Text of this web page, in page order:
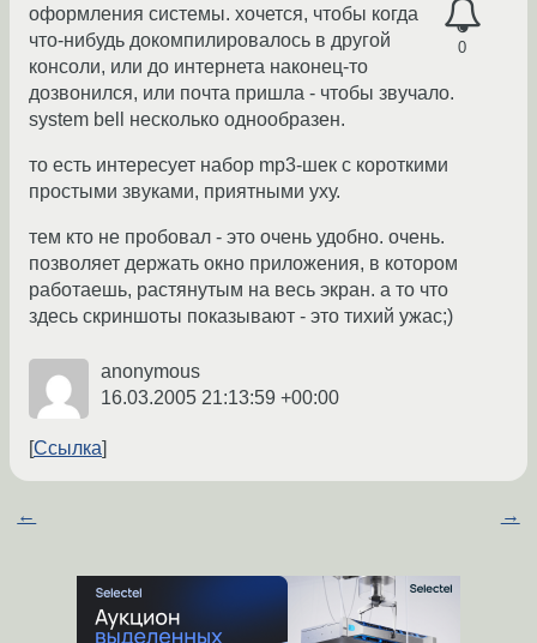
0
оформления системы. хочется, чтобы когда
что-нибудь докомпилировалось в другой
консоли, или до интернета наконец-то
дозвонился, или почта пришла - чтобы звучало.
system bell несколько однообразен.
то есть интересует набор mp3-шек с короткими
простыми звуками, приятными уху.
тем кто не пробовал - это очень удобно. очень.
позволяет держать окно приложения, в котором
работаешь, растянутым на весь экран. а то что
здесь скриншоты показывают - это тихий ужас;)
anonymous
16.03.2005 21:13:59 +00:00
Ссылка
← →